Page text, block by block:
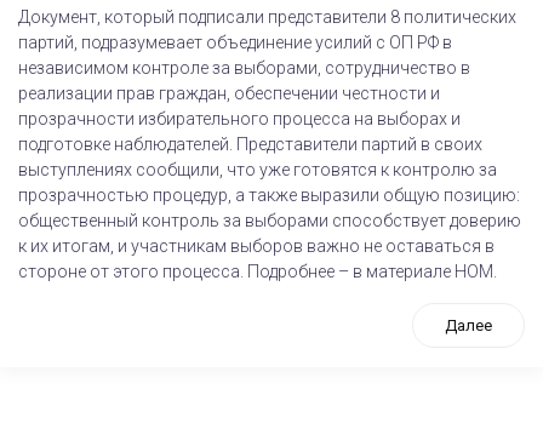
Документ, который подписали представители 8 политических
партий, подразумевает объединение усилий с ОП РФ в
независимом контроле за выборами, сотрудничество в
реализации прав граждан, обеспечении честности и
прозрачности избирательного процесса на выборах и
подготовке наблюдателей. Представители партий в своих
выступлениях сообщили, что уже готовятся к контролю за
прозрачностью процедур, а также выразили общую позицию:
общественный контроль за выборами способствует доверию
к их итогам, и участникам выборов важно не оставаться в
стороне от этого процесса. Подробнее – в материале НОМ.
Далее